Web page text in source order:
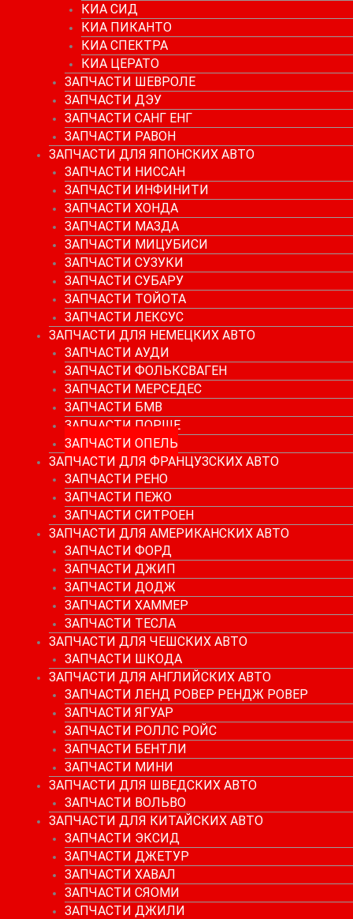
КИА СИД
КИА ПИКАНТО
КИА СПЕКТРА
КИА ЦЕРАТО
ЗАПЧАСТИ ШЕВРОЛЕ
ЗАПЧАСТИ ДЭУ
ЗАПЧАСТИ САНГ ЕНГ
ЗАПЧАСТИ РАВОН
ЗАПЧАСТИ ДЛЯ ЯПОНСКИХ АВТО
ЗАПЧАСТИ НИССАН
ЗАПЧАСТИ ИНФИНИТИ
ЗАПЧАСТИ ХОНДА
ЗАПЧАСТИ МАЗДА
ЗАПЧАСТИ МИЦУБИСИ
ЗАПЧАСТИ СУЗУКИ
ЗАПЧАСТИ СУБАРУ
ЗАПЧАСТИ ТОЙОТА
ЗАПЧАСТИ ЛЕКСУС
ЗАПЧАСТИ ДЛЯ НЕМЕЦКИХ АВТО
ЗАПЧАСТИ АУДИ
ЗАПЧАСТИ ФОЛЬКСВАГЕН
ЗАПЧАСТИ МЕРСЕДЕС
ЗАПЧАСТИ БМВ
ЗАПЧАСТИ ПОРШЕ
ЗАПЧАСТИ ОПЕЛЬ
ЗАПЧАСТИ ДЛЯ ФРАНЦУЗСКИХ АВТО
ЗАПЧАСТИ РЕНО
ЗАПЧАСТИ ПЕЖО
ЗАПЧАСТИ СИТРОЕН
ЗАПЧАСТИ ДЛЯ АМЕРИКАНСКИХ АВТО
ЗАПЧАСТИ ФОРД
ЗАПЧАСТИ ДЖИП
ЗАПЧАСТИ ДОДЖ
ЗАПЧАСТИ ХАММЕР
ЗАПЧАСТИ ТЕСЛА
ЗАПЧАСТИ ДЛЯ ЧЕШСКИХ АВТО
ЗАПЧАСТИ ШКОДА
ЗАПЧАСТИ ДЛЯ АНГЛИЙСКИХ АВТО
ЗАПЧАСТИ ЛЕНД РОВЕР РЕНДЖ РОВЕР
ЗАПЧАСТИ ЯГУАР
ЗАПЧАСТИ РОЛЛС РОЙС
ЗАПЧАСТИ БЕНТЛИ
ЗАПЧАСТИ МИНИ
ЗАПЧАСТИ ДЛЯ ШВЕДСКИХ АВТО
ЗАПЧАСТИ ВОЛЬВО
ЗАПЧАСТИ ДЛЯ КИТАЙСКИХ АВТО
ЗАПЧАСТИ ЭКСИД
ЗАПЧАСТИ ДЖЕТУР
ЗАПЧАСТИ ХАВАЛ
ЗАПЧАСТИ СЯОМИ
ЗАПЧАСТИ ДЖИЛИ